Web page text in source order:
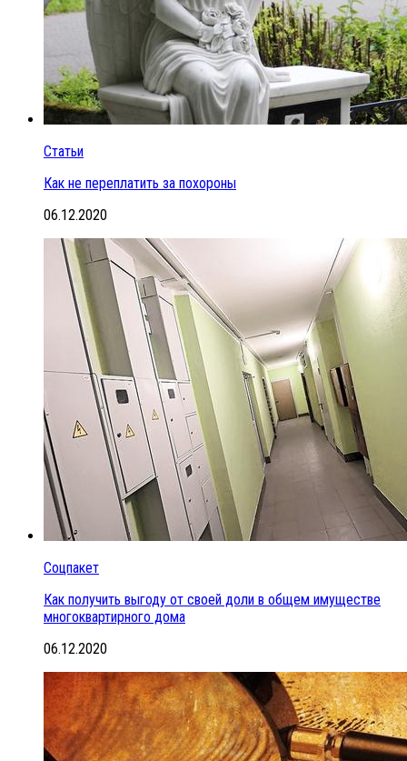
Статьи
Как не переплатить за похороны
06.12.2020
Соцпакет
Как получить выгоду от своей доли в общем имуществе
многоквартирного дома
06.12.2020